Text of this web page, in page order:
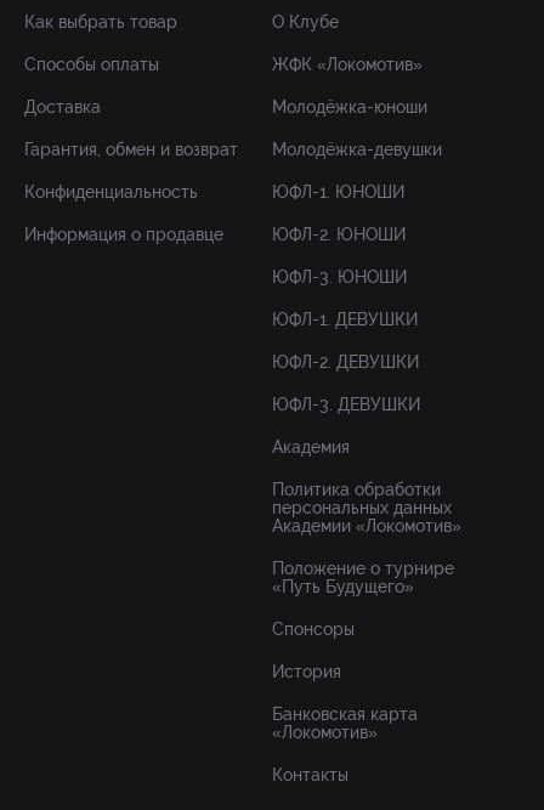
Как выбрать товар
Способы оплаты
Доставка
Гарантия, обмен и возврат
Конфиденциальность
Информация о продавце
О Клубе
ЖФК «Локомотив»
Молодёжка-юноши
Молодёжка-девушки
ЮФЛ-1. ЮНОШИ
ЮФЛ-2. ЮНОШИ
ЮФЛ-3. ЮНОШИ
ЮФЛ-1. ДЕВУШКИ
ЮФЛ-2. ДЕВУШКИ
ЮФЛ-3. ДЕВУШКИ
Академия
Политика обработки
персональных данных
Академии «Локомотив»
Положение о турнире
«Путь Будущего»
Спонсоры
История
Банковская карта
«Локомотив»
Контакты